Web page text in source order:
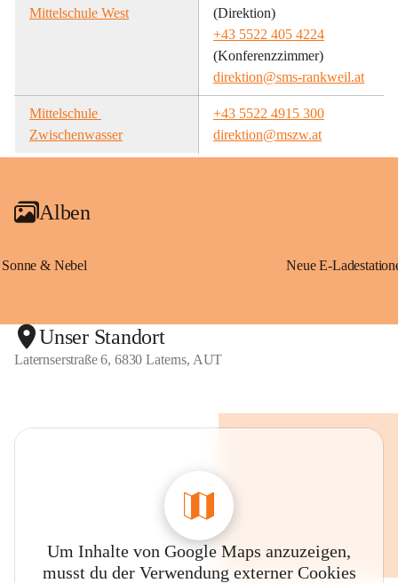
Mittelschule West
(Direktion)
+43 5522 405 4224
(Konferenzzimmer)
direktion@sms-rankweil.at
Mittelschule
Zwischenwasser
+43 5522 4915 300
direktion@mszw.at
Alben
Sonne & Nebel
Unser Standort
Laternserstraße 6, 6830 Laterns, AUT
Um Inhalte von Google Maps anzuzeigen,
musst du der Verwendung externer Cookies